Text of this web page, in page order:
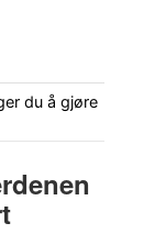
du å gjøre